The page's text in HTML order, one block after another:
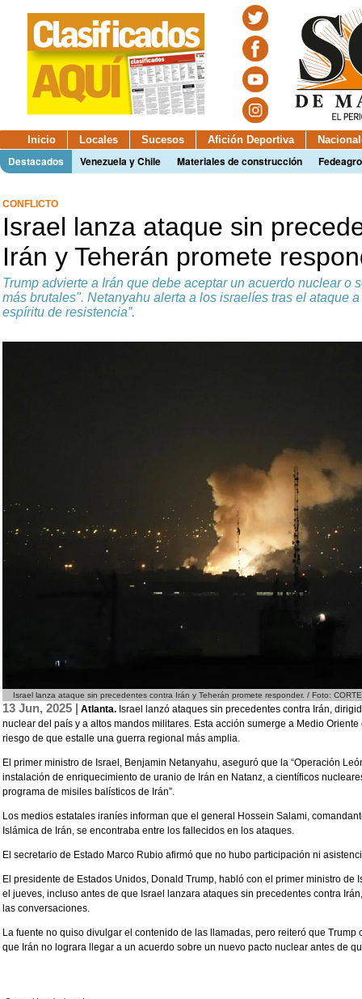
Inicio Locales Sucesos Afición Deportiva
Destacados Venezuela y Chile Materiales de construcción Fedeagro
CONFLICTO
Israel lanza ataque sin
Irán y Teherán promete
Trump advierte a Irán que debe aceptar un acuerdo nuclear o
más brutales". Netanyahu alerta a los israelíes tras el ataque
espíritu de resistencia”.
Israel lanza ataque sin precedentes contra Irán y Teherán promete responder. / Foto:
13 Jun, 2025 | Atlanta. Israel lanzó ataques sin precedentes contra Irán,
nuclear del país y a altos mandos militares. Esta acción sumerge a Medio
riesgo de que estalle una guerra regional más amplia.
El primer ministro de Israel, Benjamin Netanyahu, aseguró que la “Operación
instalación de enriquecimiento de uranio de Irán en Natanz, a científicos
programa de misiles balísticos de Irán”.
Los medios estatales iraníes informan que el general Hossein Salami,
Islámica de Irán, se encontraba entre los fallecidos en los ataques.
El secretario de Estado Marco Rubio afirmó que no hubo participación ni
El presidente de Estados Unidos, Donald Trump, habló con el primer ministro de
el jueves, incluso antes de que Israel lanzara ataques sin precedentes contra
las conversaciones.
La fuente no quiso divulgar el contenido de las llamadas, pero reiteró que
que Irán no lograra llegar a un acuerdo sobre un nuevo pacto nuclear antes de